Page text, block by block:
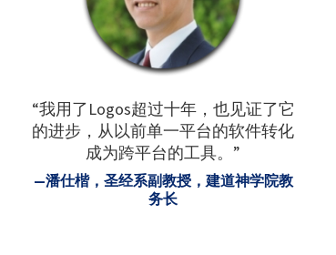
“我用了Logos超过十年，也见证了它
的进步，从以前单一平台的软件转化
成为跨平台的工具。”
—潘仕楷，圣经系副教授，建道神学院教
务长